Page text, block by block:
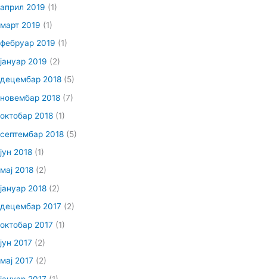
април 2019 (1)
март 2019 (1)
фебруар 2019 (1)
јануар 2019 (2)
децембар 2018 (5)
новембар 2018 (7)
октобар 2018 (1)
септембар 2018 (5)
јун 2018 (1)
мај 2018 (2)
јануар 2018 (2)
децембар 2017 (2)
октобар 2017 (1)
јун 2017 (2)
мај 2017 (2)